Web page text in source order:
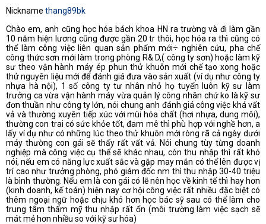
Nickname thang89bk
Chào em, anh cũng học hóa bách khoa HN ra trường và đi làm gần
10 năm hiện lương cũng được gần 20 tr thôi, học hóa ra thì cũng có
thể làm công việc liên quan sản phẩm mới÷ nghiên cứu, pha chế
công thức sơn mới làm trong phòng R& D,( công ty sơn) hoặc làm kỹ
sư theo vận hành máy ép phun thử khuôn mới chế tạo xong hoặc
thử nguyên liệu mới để đánh giá đưa vào sản xuất (ví dụ như công ty
nhựa hà nội), 1 số công ty tư nhân nhỏ họ tuyển luôn kỹ sư làm
trưởng ca vừa vận hành máy vừa quản lý công nhân chứ ko là kỹ sư
đơn thuần như công ty lớn, nói chung anh đánh giá công việc khá vất
vả và thường xuyên tiếp xúc với mùi hóa chất (hơi nhựa, dung môi),
thường con trai có sức khỏe tốt, đam mê thì phù hợp với nghề hơn, a
lấy ví dụ như có những lúc theo thử khuôn mới ròng rã cả ngày dưới
máy thường con gái sẽ thấy rất vất vả. Nói chung tùy từng doanh
nghiệp mà công việc cụ thể sẽ khác nhau, còn thu nhập thì rất khó
nói, nếu em có năng lực xuất sắc và gặp may mắn có thể lên được vị
trí cao như trưởng phòng, phó giám đốc nm thì thu nhập 30-40 triệu
là bình thường. Nếu em là con gái có lẽ nên học về kinh tế thì hay hơn
(kinh doanh, kế toán) hiện nay cơ hội công việc rất nhiều đặc biệt có
thêm ngoại ngữ hoặc chịu khó hơn học bác sỹ sau có thể làm cho
trung tâm thẩm mỹ thu nhập rất ổn (môi trường làm việc sạch sẽ
mát mẻ hơn nhiều so với kỹ sư hóa)